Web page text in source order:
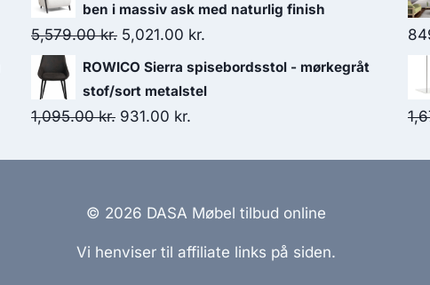
ben i massiv ask med naturlig finish
5,579.00kr. 5,021.00 kr.
ROWICO Sierra spisebordsstol - mørkegråt
stof/sort metalstel
1,095.00kr. 931.00 kr.
© 2026 DASA Møbel tilbud online
Vi henviser til affiliate links på siden.